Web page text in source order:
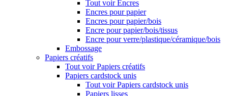
Tout voir Encres
Encres pour papier
Encres pour papier/bois
Encre pour papier/bois/tissus
Encre pour verre/plastique/céramique/bois
Embossage
Papiers créatifs
Tout voir Papiers créatifs
Papiers cardstock unis
Tout voir Papiers cardstock unis
Papiers lisses